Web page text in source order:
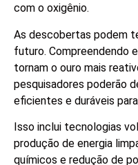
com o oxigênio.
As descobertas podem
futuro. Compreendendo
tornam o ouro mais
pesquisadores poderão
eficientes e duráveis
Isso inclui tecnologias
produção de energia
químicos e redução de